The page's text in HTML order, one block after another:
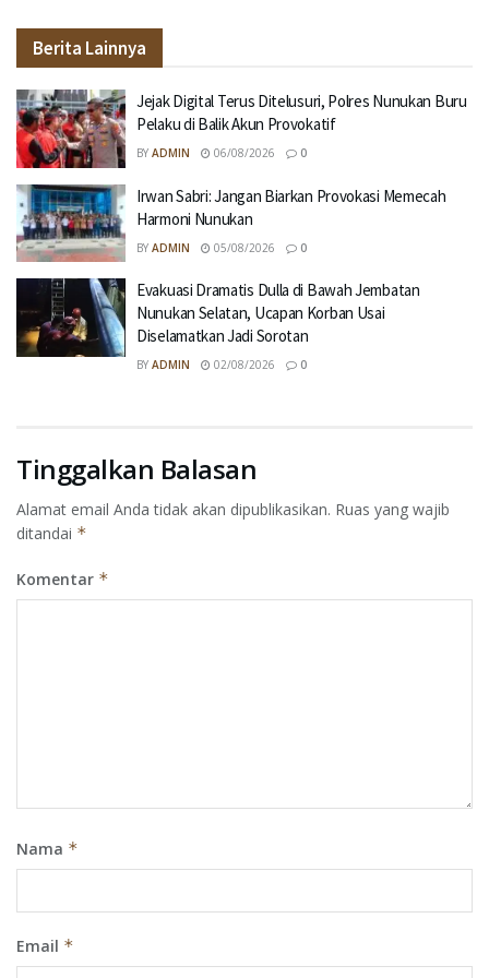
Berita Lainnya
Jejak Digital Terus Ditelusuri, Polres Nunukan Buru
Pelaku di Balik Akun Provokatif
BY ADMIN 06/08/2026 0
Irwan Sabri: Jangan Biarkan Provokasi Memecah
Harmoni Nunukan
BY ADMIN 05/08/2026 0
Evakuasi Dramatis Dulla di Bawah Jembatan
Nunukan Selatan, Ucapan Korban Usai
Diselamatkan Jadi Sorotan
BY ADMIN 02/08/2026 0
Tinggalkan Balasan
Alamat email Anda tidak akan dipublikasikan. Ruas yang wajib
ditandai *
Komentar *
Nama *
Email *